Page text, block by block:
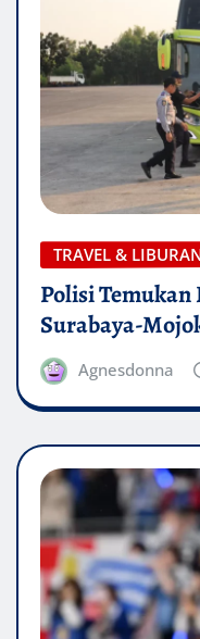
TRAVEL &
Polisi
Surabaya-
Agnesdonna